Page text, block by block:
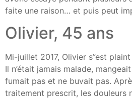
faite une raison… et puis peut
Olivier, 45 ans
Mi-juillet 2017, Olivier s”est
Il n’était jamais malade,
fumait pas et ne buvait pas.
traitement prescrit, les douleurs